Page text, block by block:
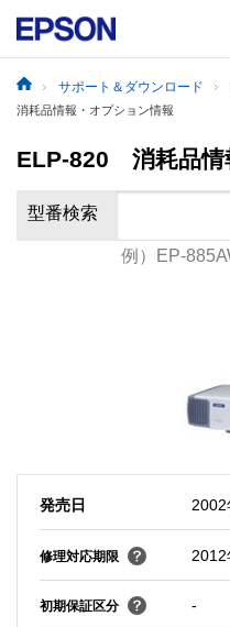
サポート＆ダウンロード
消耗品情報・オプション情報
ELP-820 消耗品情
型番検索
例）EP-
発売日 2002
修理対応期限 2012
初期保証区分 -